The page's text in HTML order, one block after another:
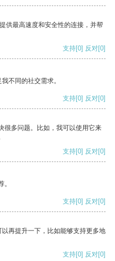
供最高速度和安全性的连接，并帮
支持[0] 反对[0]
不同的社交需求。
支持[0] 反对[0]
很多问题。比如，我可以使用它来
支持[0] 反对[0]
支持[0] 反对[0]
再提升一下，比如能够支持更多地
支持[0] 反对[0]